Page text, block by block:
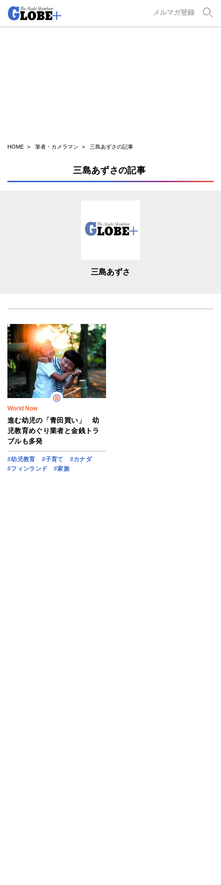
メルマガ登録
HOME 筆者・カメラマン 三島あずさの記事
三島あずさの記事
三島あずさ
World Now
進む幼児の「青田買い」 幼
児教育めぐり業者と金銭トラ
ブルも多発
#幼児教育 #子育て
#カナダ
#フィンランド
#家族